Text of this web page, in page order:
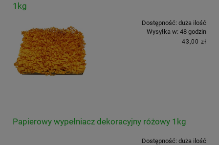
1kg
Dostępność: duża ilość
Wysyłka w: 48 godzin
43,00 zł
Papierowy wypełniacz dekoracyjny różowy 1kg
Dostępność: duża ilość